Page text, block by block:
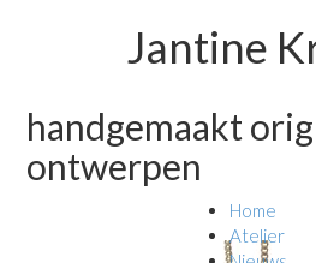
Jantine
handgemaakt
ontwerpen
Home
Atelier